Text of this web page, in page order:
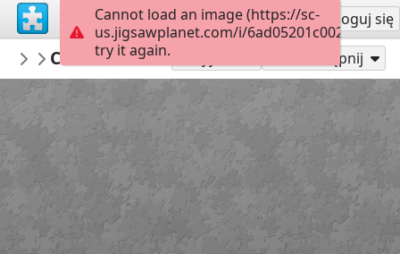
Załóż konto Zaloguj się
montgomerymfa
...
Charles Burchfield_Arctic Owl_Hard 252
Udostępnij
Cannot load an image (https://sc-
us.jigsawplanet.com/i/
try it again.